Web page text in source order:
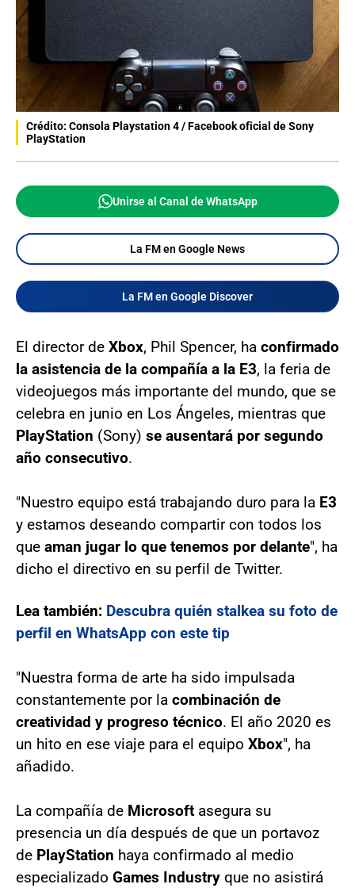
Crédito: Consola Playstation 4 / Facebook oficial de Sony
PlayStation
Unirse al Canal de WhatsApp
La FM en Google News
La FM en Google Discover
El director de Xbox, Phil Spencer, ha confirmado
la asistencia de la compañía a la E3, la feria de
videojuegos más importante del mundo, que se
celebra en junio en Los Ángeles, mientras que
PlayStation (Sony) se ausentará por segundo
año consecutivo.
"Nuestro equipo está trabajando duro para la E3
y estamos deseando compartir con todos los
que aman jugar lo que tenemos por delante", ha
dicho el directivo en su perfil de Twitter.
Lea también: Descubra quién stalkea su foto de
perfil en WhatsApp con este tip
"Nuestra forma de arte ha sido impulsada
constantemente por la combinación de
creatividad y progreso técnico. El año 2020 es
un hito en ese viaje para el equipo Xbox", ha
añadido.
La compañía de Microsoft asegura su
presencia un día después de que un portavoz
de PlayStation haya confirmado al medio
especializado Games Industry que no asistirá